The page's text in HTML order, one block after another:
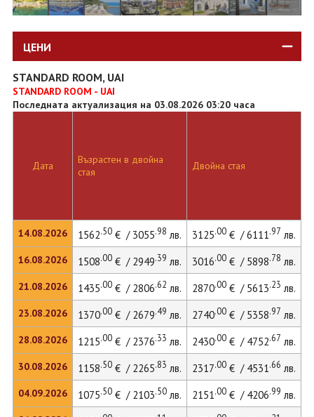
ЦЕНИ
STANDARD ROOM, UAI
STANDARD ROOM - UAI
Последната актуализация на 03.08.2026 03:20 часа
Дата
14.08.2026
16.08.2026
21.08.2026
23.08.2026
28.08.2026
30.08.2026
04.09.2026
Възрастен в двойна
стая
Двойна стая
1562.50€ / 3055.98 лв. 3125.00€ / 6111.97 лв.
1508.00€ / 2949.39 лв. 3016.00€ / 5898.78 лв.
1435.00€ / 2806.62 лв. 2870.00€ / 5613.23 лв.
1370.00€ / 2679.49 лв. 2740.00€ / 5358.97 лв.
1215.00€ / 2376.33 лв. 2430.00€ / 4752.67 лв.
1158.50€ / 2265.83 лв. 2317.00€ / 4531.66 лв.
1075.50€ / 2103.50лв. 2151.00€ / 4206.99 лв.